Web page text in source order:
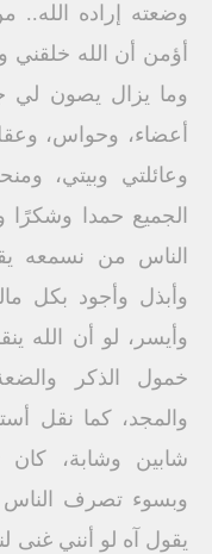
وضعته إراده الله..
أؤمن أن الله
وما يزال يصون
أعضاء، وحواس،
وعائلتي وبيتي،
الجميع حمدا
الناس من نسمعه
وأبذل وأجود بكل
وأيسر، لو أن الله
خمول الذكر
والمجد، كما نقل
شابين وشابة، كان
وبسوء تصرف الناس
يقول آه لو أنني غنى